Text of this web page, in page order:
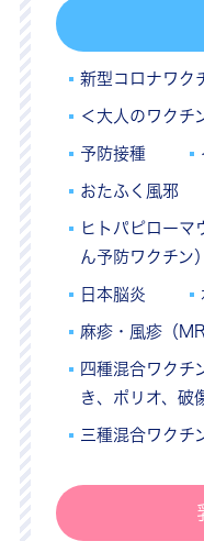
新型コロナワク
＜大人のワクチ
予防接種
おたふく風邪
ヒトパピローマ
ん予防ワクチン）
日本脳炎
麻疹・風疹（MR
四種混合ワクチ
き、ポリオ、破
三種混合ワクチ